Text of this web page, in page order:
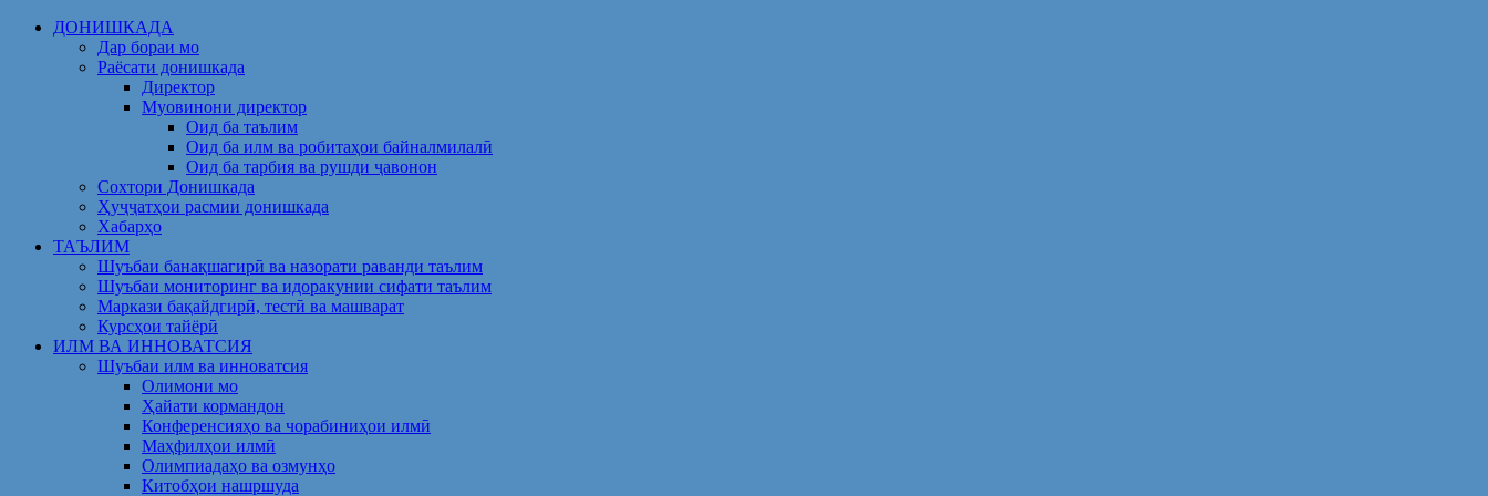
Skip
ДОНИШКАДА
Дар бораи мо
Раёсати донишкада
Директор
Муовинони директор
Оид ба таълим
Оид ба илм ва робитаҳои байналмилалӣ
Оид ба тарбия ва рушди ҷавонон
Сохтори Донишкада
Ҳуҷҷатҳои расмии донишкада
Хабарҳо
ТАЪЛИМ
Шуъбаи банақшагирӣ ва назорати раванди таълим
Шуъбаи мониторинг ва идоракунии сифати таълим
Маркази бақайдгирӣ, тестӣ ва машварат
Курсҳои тайёрӣ
ИЛМ ВА ИННОВАТСИЯ
Шуъбаи илм ва инноватсия
Олимони мо
Ҳайати кормандон
Конференсияҳо ва чорабиниҳои илмӣ
Маҳфилҳои илмӣ
Олимпиадаҳо ва озмунҳо
Китобҳои нашршуда